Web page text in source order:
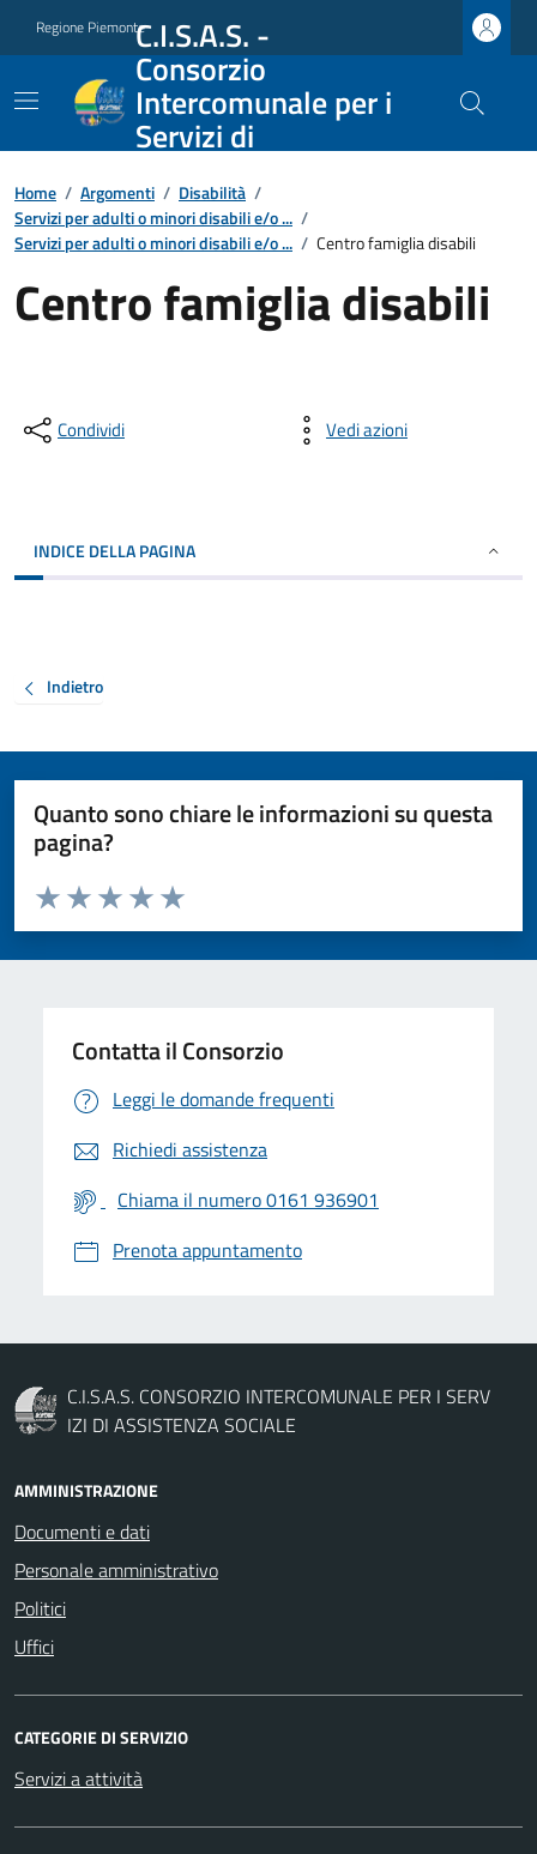
Regione PiemonteC.I.S.A.S. -
Consorzio
Intercomunale per i
Servizi di
Home / Argomenti / Disabilità /
Servizi per adulti o minori disabili e/o ... /
Servizi per adulti o minori disabili e/o ... / Centro famiglia disabili
Centro famiglia disabili
Condividi Vedi azioni
INDICE DELLA PAGINA
Indietro
Quanto sono chiare le informazioni su questa
pagina?
Valuta da 1 a 5 stelle la pagina
Valuta 5 stelle su 5
Valuta 4 stelle su 5
Valuta 3 stelle su 5
Valuta 2 stelle su 5
Valuta 1 stelle su 5
Contatta il Consorzio
Leggi le domande frequenti
Richiedi assistenza
Chiama il numero 0161 936901
Prenota appuntamento
C.I.S.A.S. CONSORZIO INTERCOMUNALE PER I SERV
IZI DI ASSISTENZA SOCIALE
AMMINISTRAZIONE
Documenti e dati
Personale amministrativo
Politici
Uffici
CATEGORIE DI SERVIZIO
Servizi a attività